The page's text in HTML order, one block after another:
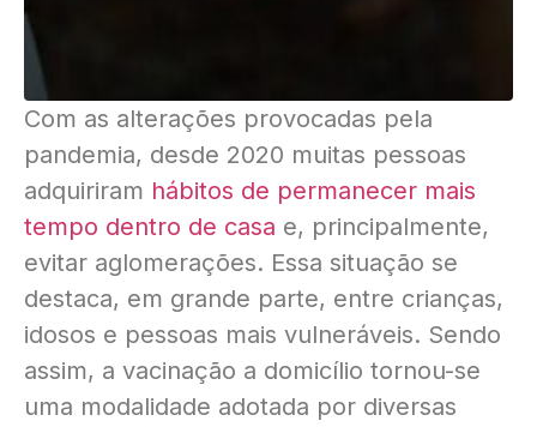
Com as alterações provocadas pela
pandemia, desde 2020 muitas pessoas
adquiriram hábitos de permanecer mais
tempo dentro de casa e, principalmente,
evitar aglomerações. Essa situação se
destaca, em grande parte, entre crianças,
idosos e pessoas mais vulneráveis. Sendo
assim, a vacinação a domicílio tornou-se
uma modalidade adotada por diversas